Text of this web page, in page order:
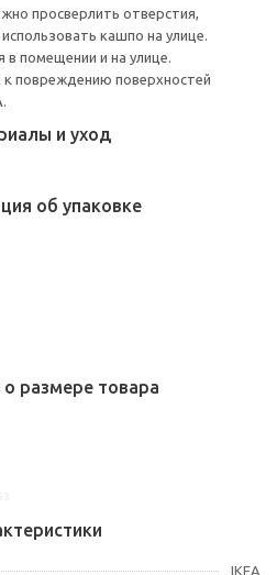
просверлить отверстия,
кашпо на улице.
помещении и на улице.
повреждению поверхностей
и уход
об упаковке
размере товара
IKEA